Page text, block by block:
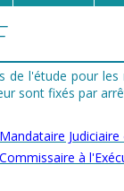
de l'étude pour les
sont fixés par
à